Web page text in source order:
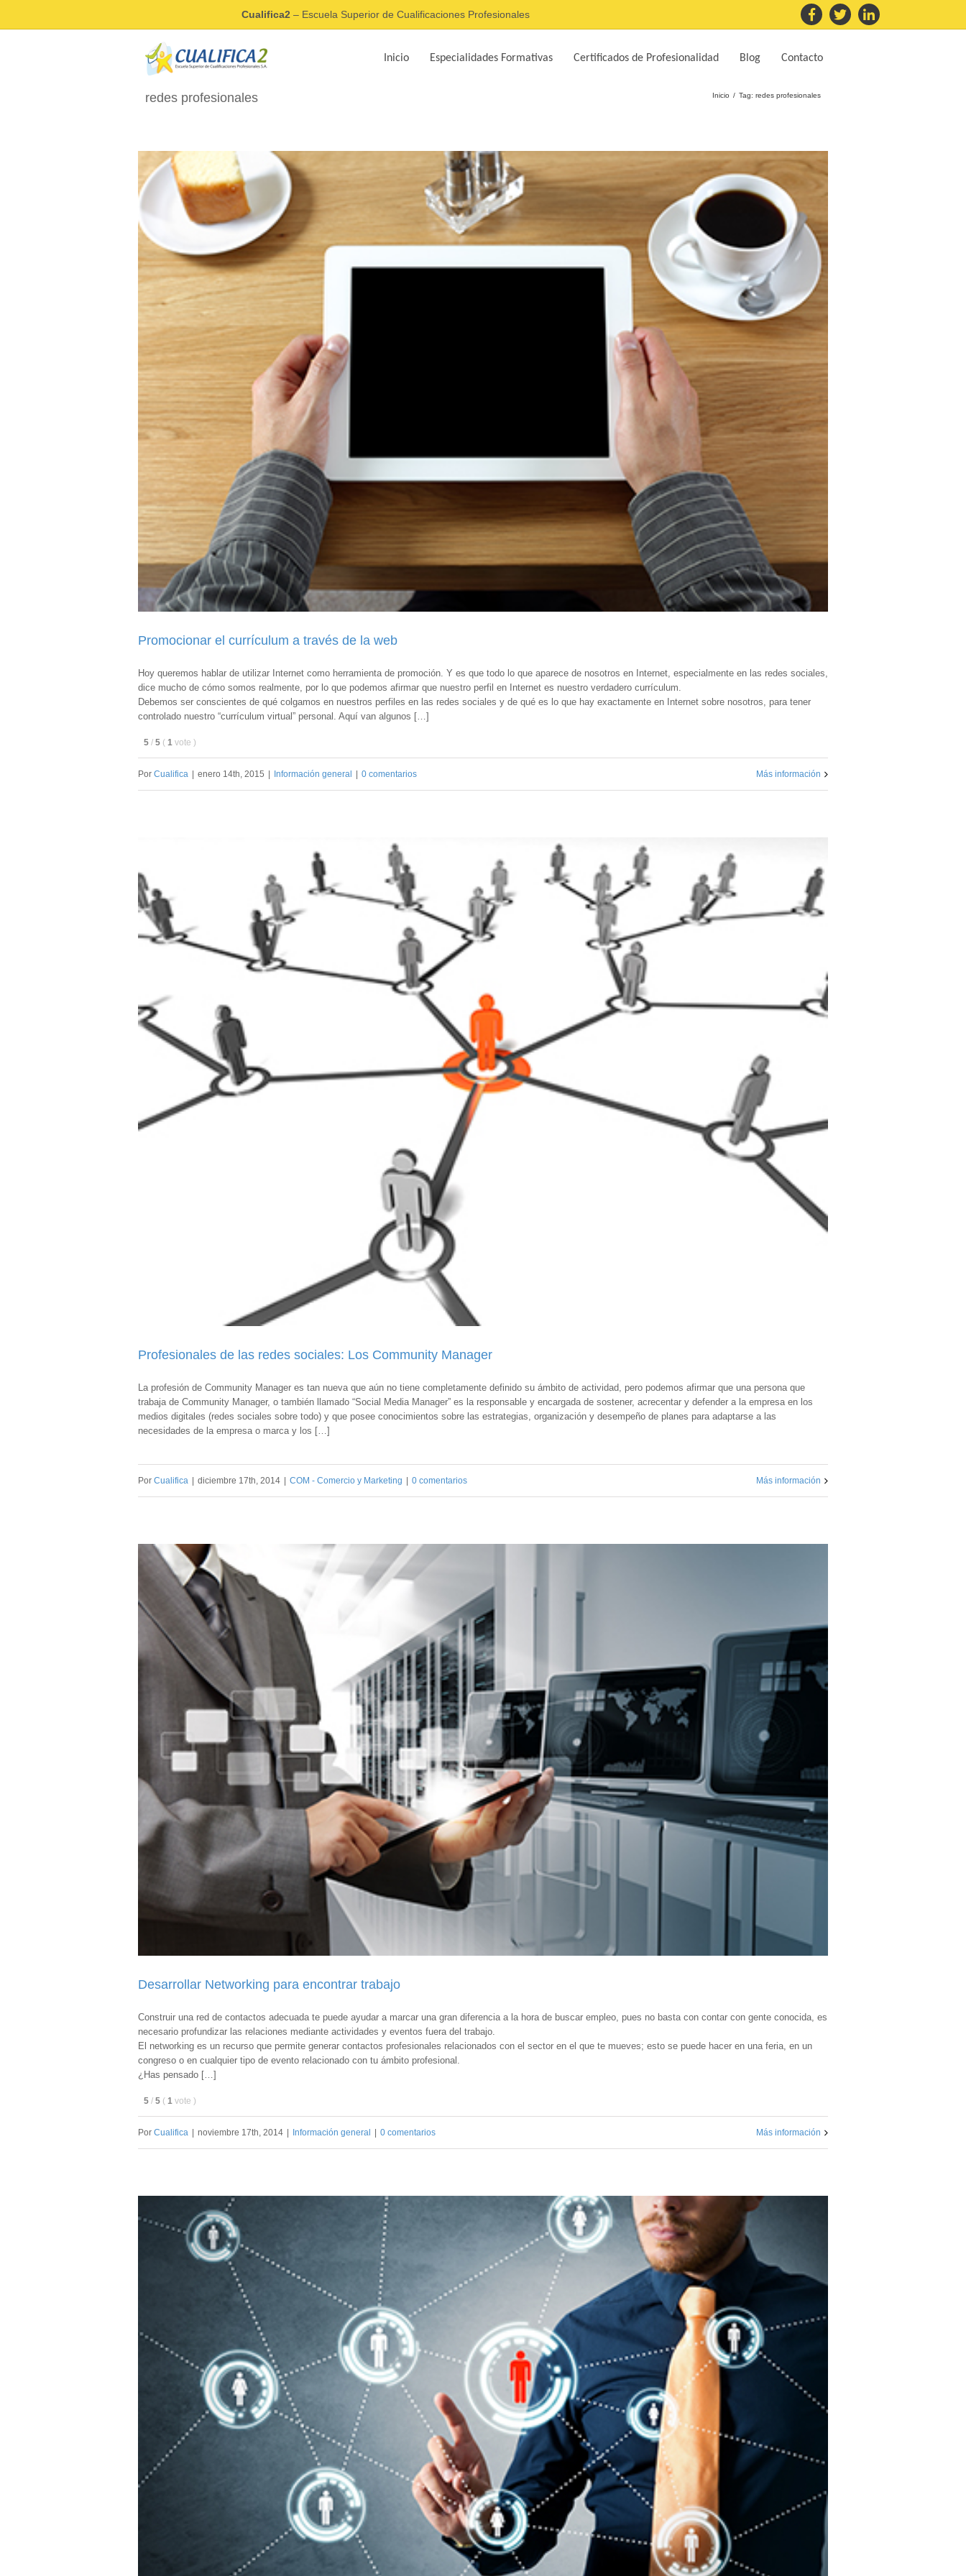
Cualifica2 – Escuela Superior de Cualificaciones Profesionales
Inicio Especialidades Formativas Certificados de Profesionalidad Blog Contacto
redes profesionales Inicio Tag: redes profesionales
Promocionar el currículum a través de la web
Hoy queremos hablar de utilizar Internet como herramienta de promoción. Y es que todo lo que aparece de nosotros en Internet, especialmente en las redes sociales,
dice mucho de cómo somos realmente, por lo que podemos afirmar que nuestro perfil en Internet es nuestro verdadero currículum.
Debemos ser conscientes de qué colgamos en nuestros perfiles en las redes sociales y de qué es lo que hay exactamente en Internet sobre nosotros, para tener
controlado nuestro “currículum virtual” personal. Aquí van algunos […]
5 / 5 ( 1 vote )
Por Cualifica | enero 14th, 2015 | Información general | 0 comentarios Más información
Profesionales de las redes sociales: Los Community Manager
La profesión de Community Manager es tan nueva que aún no tiene completamente definido su ámbito de actividad, pero podemos afirmar que una persona que
trabaja de Community Manager, o también llamado “Social Media Manager” es la responsable y encargada de sostener, acrecentar y defender a la empresa en los
medios digitales (redes sociales sobre todo) y que posee conocimientos sobre las estrategias, organización y desempeño de planes para adaptarse a las
necesidades de la empresa o marca y los […]
Por Cualifica | diciembre 17th, 2014 | COM - Comercio y Marketing | 0 comentarios Más información
Desarrollar Networking para encontrar trabajo
Construir una red de contactos adecuada te puede ayudar a marcar una gran diferencia a la hora de buscar empleo, pues no basta con contar con gente conocida, es
necesario profundizar las relaciones mediante actividades y eventos fuera del trabajo.
El networking es un recurso que permite generar contactos profesionales relacionados con el sector en el que te mueves; esto se puede hacer en una feria, en un
congreso o en cualquier tipo de evento relacionado con tu ámbito profesional.
¿Has pensado […]
5 / 5 ( 1 vote )
Por Cualifica noviembre 17th, 2014 Información general 0 comentarios Más información